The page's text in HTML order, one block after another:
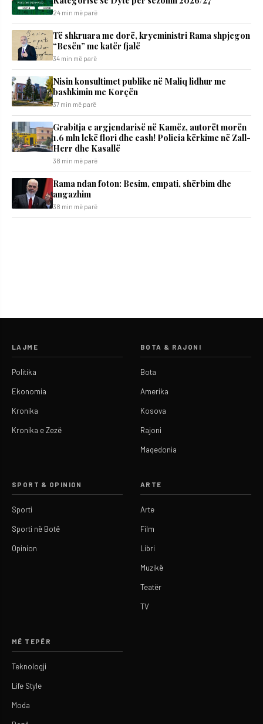
24 min më parë
Të shkruara me dorë, kryeministri Rama shpjegon
“Besën” me katër fjalë
34 min më parë
Nisin konsultimet publike në Maliq lidhur me
bashkimin me Korçën
37 min më parë
Grabitja e argjendarisë në Kamëz, autorët morën
1.6 mln lekë flori dhe cash! Policia kërkime në Zall-
Herr dhe Kasallë
38 min më parë
Rama ndan foton: Besim, empati, shërbim dhe
angazhim
38 min më parë
LAJME
Politika
Ekonomia
Kronika
Kronika e Zezë
BOTA & RAJONI
Bota
Amerika
Kosova
Rajoni
Maqedonia
SPORT & OPINION
Sporti
Sporti në Botë
Opinion
ARTE
Arte
Film
Libri
Muzikë
Teatër
TV
MË TEPËR
Teknologji
Life Style
Moda